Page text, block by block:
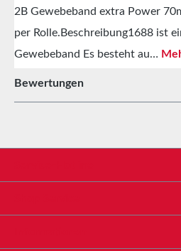
2B Gewebeband extra Power
per Rolle.Beschreibung1688 ist
Gewebeband Es besteht au…
Bewertungen